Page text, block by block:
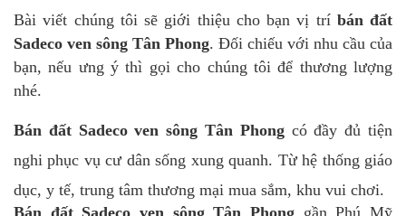
Bài viết chúng tôi sẽ giới thiệu cho bạn vị trí bán đất
Sadeco ven sông Tân Phong. Đối chiếu với nhu cầu của
bạn, nếu ưng ý thì gọi cho chúng tôi để thương lượng
nhé.
Bán đất Sadeco ven sông Tân Phong có đầy đủ tiện
nghi phục vụ cư dân sống xung quanh. Từ hệ thống giáo
dục, y tế, trung tâm thương mại mua sắm, khu vui chơi.